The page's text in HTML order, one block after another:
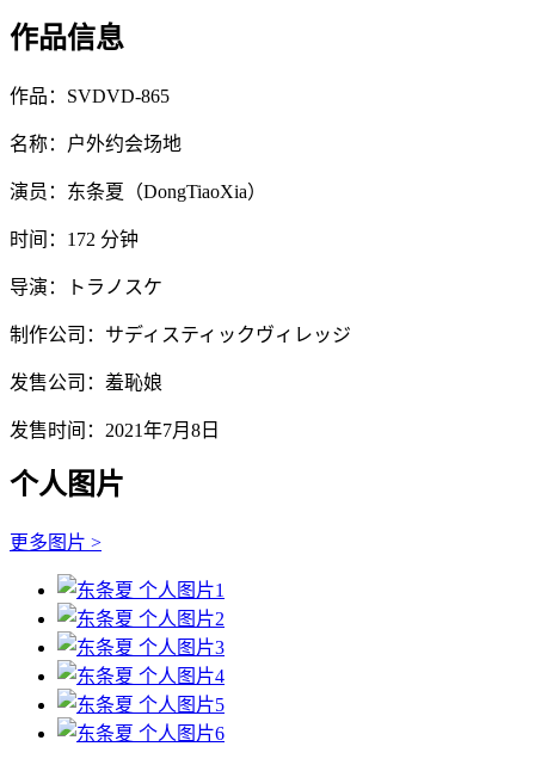
作品信息
作品：SVDVD-865
名称：户外约会场地
演员：东条夏（DongTiaoXia）
时间：172 分钟
导演：トラノスケ
制作公司：サディスティックヴィレッジ
发售公司：羞恥娘
发售时间：2021年7月8日
个人图片
更多图片 >